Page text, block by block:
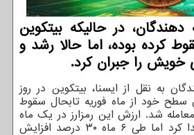
در حالیکه بیتکوین
کرده بوده، اما حالا رشد و
را جبران کرد.
به نقل از ایسنا، بیتکوین در روز
سطح خود از ماه فوریه تابحال سقوط
دلار معامله شد. ارزش این رمزارز در یک ماه
۴.۱۷ درصد کاهش پیدا کرد اما طی ۶ ماه ۳۰ درصد افزایش